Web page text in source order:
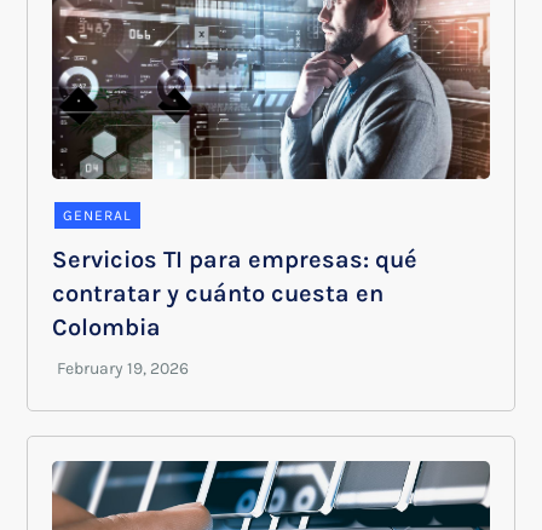
GENERAL
Servicios TI para empresas: qué
contratar y cuánto cuesta en
Colombia